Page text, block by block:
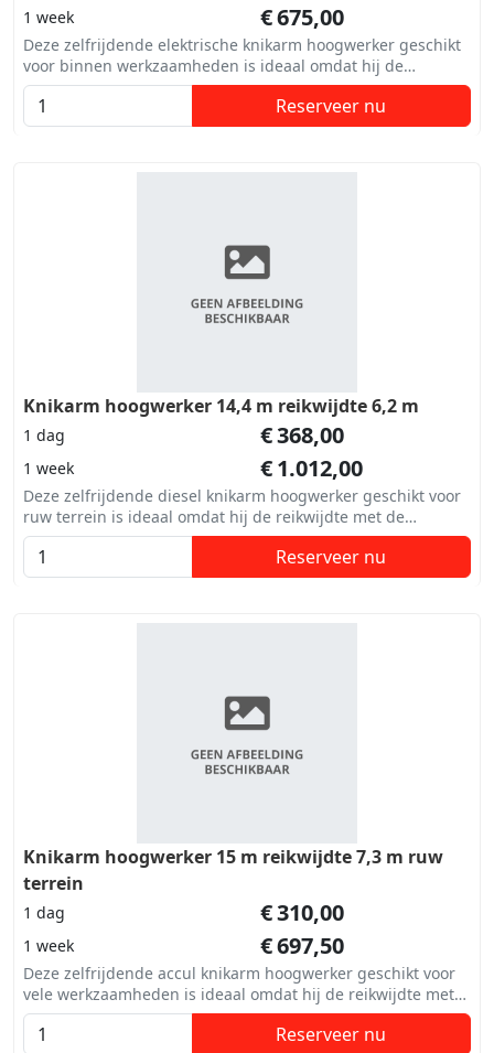
1 week €675,00
Deze zelfrijdende elektrische knikarm hoogwerker geschikt
voor binnen werkzaamheden is ideaal omdat hij de
reikwijdte met de knikhoogte combineert.
Reserveer nu
Knikarm hoogwerker 14,4 m reikwijdte 6,2 m
1 dag €368,00
1 week €1.012,00
Deze zelfrijdende diesel knikarm hoogwerker geschikt voor
ruw terrein is ideaal omdat hij de reikwijdte met de
knikhoogte combineert.
Reserveer nu
Knikarm hoogwerker 15 m reikwijdte 7,3 m ruw
terrein
1 dag €310,00
1 week €697,50
Deze zelfrijdende accul knikarm hoogwerker geschikt voor
vele werkzaamheden is ideaal omdat hij de reikwijdte met
de knikhoogte combineert.
Reserveer nu